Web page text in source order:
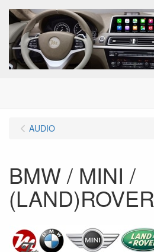
AUDIO
BMW / MINI /
(LAND)ROVER